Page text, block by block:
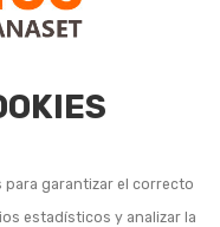
para garantizar el correcto
estadísticos y analizar la